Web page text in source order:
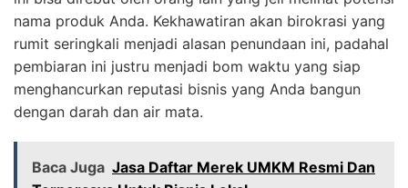
nama produk Anda. Kekhawatiran akan birokrasi yang
rumit seringkali menjadi alasan penundaan ini, padahal
pembiaran ini justru menjadi bom waktu yang siap
menghancurkan reputasi bisnis yang Anda bangun
dengan darah dan air mata.
Baca Juga Jasa Daftar Merek UMKM Resmi Dan